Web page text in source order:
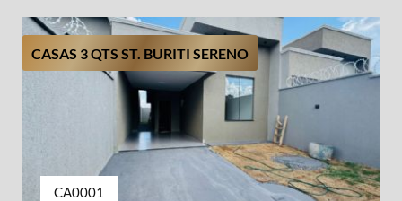
CASAS 3 QTS ST. BURITI SERENO
CA0001